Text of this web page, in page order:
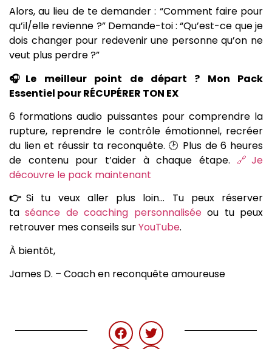
Alors, au lieu de te demander : “Comment faire pour
qu’il/elle revienne ?” Demande-toi : “Qu’est-ce que je
dois changer pour redevenir une personne qu’on ne
veut plus perdre ?”
🎧Le meilleur point de départ ? Mon Pack
Essentiel pour RÉCUPÉRER TON EX
6 formations audio puissantes pour comprendre la
rupture, reprendre le contrôle émotionnel, recréer
du lien et réussir ta reconquête. 🕑 Plus de 6 heures
de contenu pour t’aider à chaque étape. 🔗Je
découvre le pack maintenant
👉Si tu veux aller plus loin… Tu peux réserver
taséance de coaching personnaliséeou tu peux
retrouver mes conseils surYouTube.
À bientôt,
James D. – Coach en reconquête amoureuse